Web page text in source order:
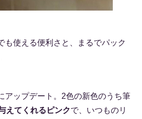
も使える便利さと、まるでパック
アップデート。2色の新色のうち筆
えてくれるピンクで、いつものリ